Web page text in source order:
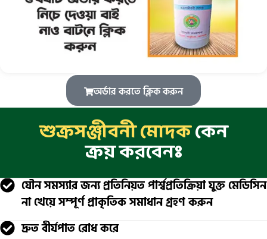
অর্ডার করতে ক্লিক করুন
শুক্রসঞ্জীবনী মোদককেন
ক্রয় করবেনঃ
যৌন সমস্যার জন্য প্রতিনিয়ত পার্শ্বপ্রতিক্রিয়া যুক্ত মেডিসিন
না খেয়ে সম্পূর্ণ প্রাকৃতিক সমাধান গ্রহণ করুন
দ্রুত বীর্যপাত রোধ করে